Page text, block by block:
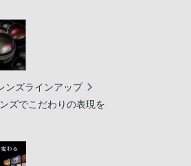
ンズラインアップ
ズでこだわりの表現を